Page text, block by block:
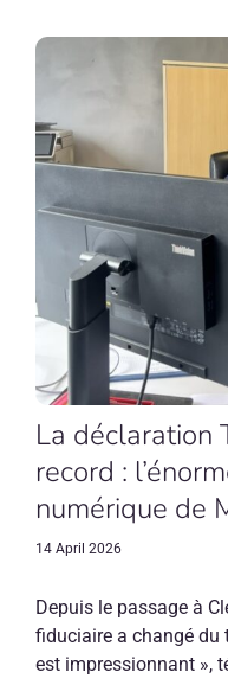
La déclaration
record :
numérique de
14 April 2026
Depuis le passage à
fiduciaire a changé du
est impressionnant »,